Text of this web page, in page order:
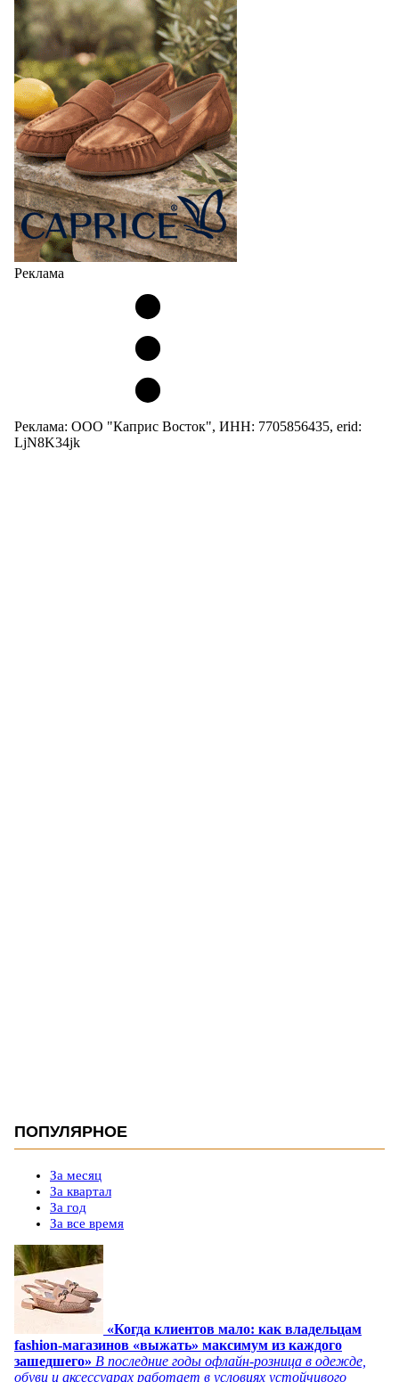
Реклама
Реклама: ООО "Каприс Восток", ИНН: 7705856435, erid:
LjN8K34jk
ПОПУЛЯРНОЕ
За месяц
За квартал
За год
За все время
«Когда клиентов мало: как владельцам
fashion-магазинов «выжать» максимум из каждого
зашедшего» В последние годы офлайн-розница в одежде,
обуви и аксессуарах работает в условиях устойчивого